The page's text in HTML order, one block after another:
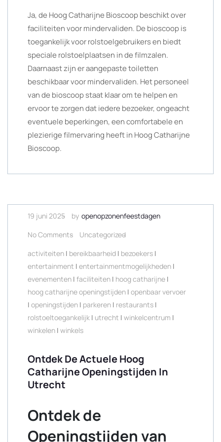
Ja, de Hoog Catharijne Bioscoop beschikt over
faciliteiten voor mindervaliden. De bioscoop is
toegankelijk voor rolstoelgebruikers en biedt
speciale rolstoelplaatsen in de filmzalen.
Daarnaast zijn er aangepaste toiletten
beschikbaar voor mindervaliden. Het personeel
van de bioscoop staat klaar om te helpen en
ervoor te zorgen dat iedere bezoeker, ongeacht
eventuele beperkingen, een comfortabele en
plezierige filmervaring heeft in Hoog Catharijne
Bioscoop.
19 juni 2025 by openopzonenfeestdagen
No Comments
Uncategorized
activiteiten | bereikbaarheid | bezoekers |
entertainment | entertainmentmogelijkheden |
evenementen | faciliteiten | hoog catharijne |
hoog catharijne openingstijden | openbaar vervoer
| openingstijden | parkeren | restaurants |
rolstoeltoegankelijk | utrecht | winkelcentrum |
winkelen | winkels
Ontdek De Actuele Hoog
Catharijne Openingstijden In
Utrecht
Ontdek de
Openingstijden van